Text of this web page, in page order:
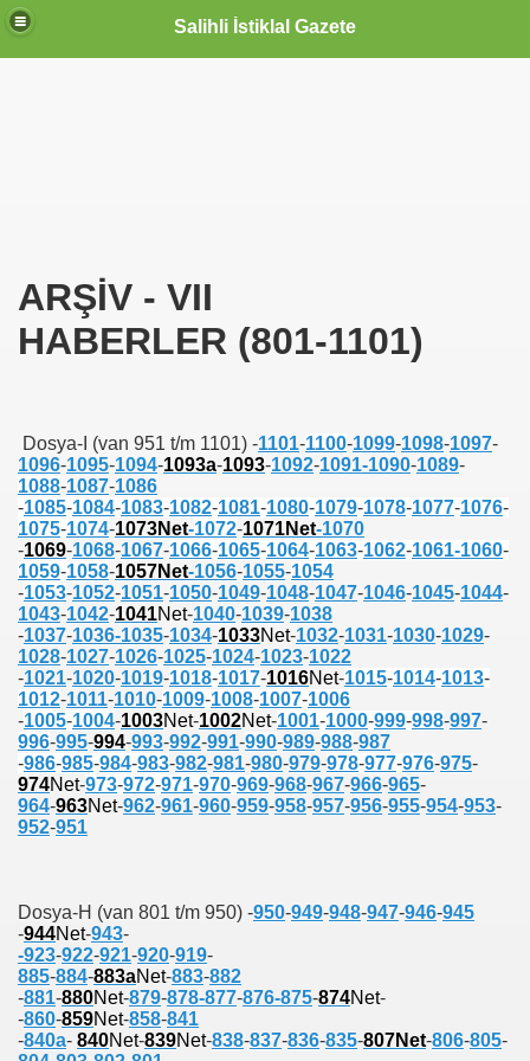
Salihli İstiklal Gazete
ARŞİV - VII
HABERLER (801-1101)
Dosya-I (van 951 t/m 1101) -1101-1100-1099-1098-1097-
1096-1095-1094-1093a-1093-1092-1091-1090-1089-
1088-1087-1086
-1085-1084-1083-1082-1081-1080-1079-1078-1077-1076-
1075-1074-1073Net-1072-1071Net-1070
-1069-1068-1067-1066-1065-1064-1063-1062-1061-1060-
1059-1058-1057Net-1056-1055-1054
-1053-1052-1051-1050-1049-1048-1047-1046-1045-1044-
1043-1042-1041Net-1040-1039-1038
-1037-1036-1035-1034-1033Net-1032-1031-1030-1029-
1028-1027-1026-1025-1024-1023-1022
-1021-1020-1019-1018-1017-1016Net-1015-1014-1013-
1012-1011-1010-1009-1008-1007-1006
-1005-1004-1003Net-1002Net-1001-1000-999-998-997-
996-995-994-993-992-991-990-989-988-987
-986-985-984-983-982-981-980-979-978-977-976-975-
974Net-973-972-971-970-969-968-967-966-965-
964-963Net-962-961-960-959-958-957-956-955-954-953-
952-951
Dosya-H (van 801 t/m 950) -950-949-948-947-946-945
-944Net-943-
-923-922-921-920-919-
885-884-883aNet-883-882
-881-880Net-879-878-877-876-875-874Net-
-860-859Net-858-841
-840a- 840Net-839Net-838-837-836-835-807Net-806-805-
... 2304-2494